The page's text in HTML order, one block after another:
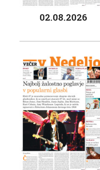
02.08.2026